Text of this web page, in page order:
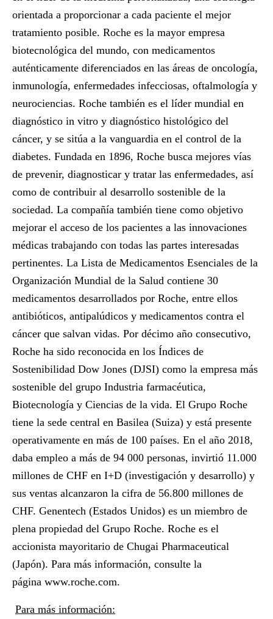
orientada a proporcionar a cada paciente el mejor
tratamiento posible. Roche es la mayor empresa
biotecnológica del mundo, con medicamentos
auténticamente diferenciados en las áreas de oncología,
inmunología, enfermedades infecciosas, oftalmología y
neurociencias. Roche también es el líder mundial en
diagnóstico in vitro y diagnóstico histológico del
cáncer, y se sitúa a la vanguardia en el control de la
diabetes. Fundada en 1896, Roche busca mejores vías
de prevenir, diagnosticar y tratar las enfermedades, así
como de contribuir al desarrollo sostenible de la
sociedad. La compañía también tiene como objetivo
mejorar el acceso de los pacientes a las innovaciones
médicas trabajando con todas las partes interesadas
pertinentes. La Lista de Medicamentos Esenciales de la
Organización Mundial de la Salud contiene 30
medicamentos desarrollados por Roche, entre ellos
antibióticos, antipalúdicos y medicamentos contra el
cáncer que salvan vidas. Por décimo año consecutivo,
Roche ha sido reconocida en los Índices de
Sostenibilidad Dow Jones (DJSI) como la empresa más
sostenible del grupo Industria farmacéutica,
Biotecnología y Ciencias de la vida. El Grupo Roche
tiene la sede central en Basilea (Suiza) y está presente
operativamente en más de 100 países. En el año 2018,
daba empleo a más de 94 000 personas, invirtió 11.000
millones de CHF en I+D (investigación y desarrollo) y
sus ventas alcanzaron la cifra de 56.800 millones de
CHF. Genentech (Estados Unidos) es un miembro de
plena propiedad del Grupo Roche. Roche es el
accionista mayoritario de Chugai Pharmaceutical
(Japón). Para más información, consulte la
página www.roche.com.
Para más información: